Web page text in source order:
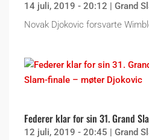
14 juli, 2019 - 20:12 | Grand
Novak Djokovic forsvarte
Federer klar for sin 31. Grand
12 juli, 2019 - 20:45 | Grand